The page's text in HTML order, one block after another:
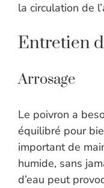
la circulation de
Entretien
Arrosage
Le poivron a
équilibré pour
important de
humide, sans
d’eau peut